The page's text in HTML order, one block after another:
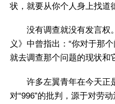
状，就要从你个人身上找道
没有调查就没有发言权
义》中曾指出：“你对于那
就去调查那个问题的现状和
许多左翼青年在今天正
对“996”的批判，源于对劳